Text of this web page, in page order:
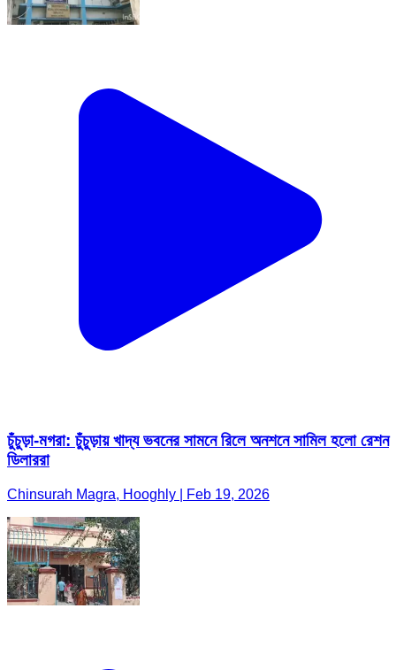
চুঁচুড়া-মগরা: চুঁচুড়ায় খাদ্য ভবনের সামনে রিলে অনশনে সামিল হলো রেশন
ডিলাররা
Chinsurah Magra, Hooghly | Feb 19, 2026